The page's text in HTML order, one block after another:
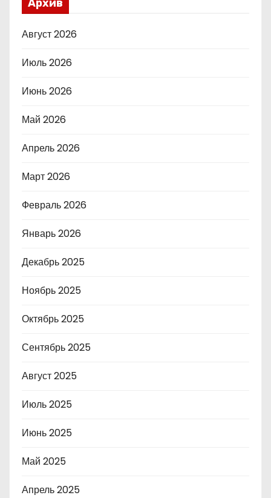
Архив
Август 2026
Июль 2026
Июнь 2026
Май 2026
Апрель 2026
Март 2026
Февраль 2026
Январь 2026
Декабрь 2025
Ноябрь 2025
Октябрь 2025
Сентябрь 2025
Август 2025
Июль 2025
Июнь 2025
Май 2025
Апрель 2025